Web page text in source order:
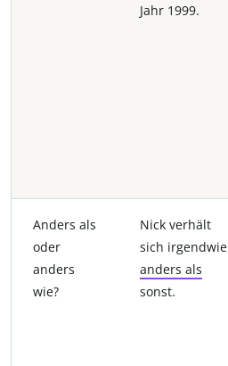
Jahr 1999.
Anders als
oder
anders
wie?
Nick verhält
sich irgendwie
anders als
sonst.